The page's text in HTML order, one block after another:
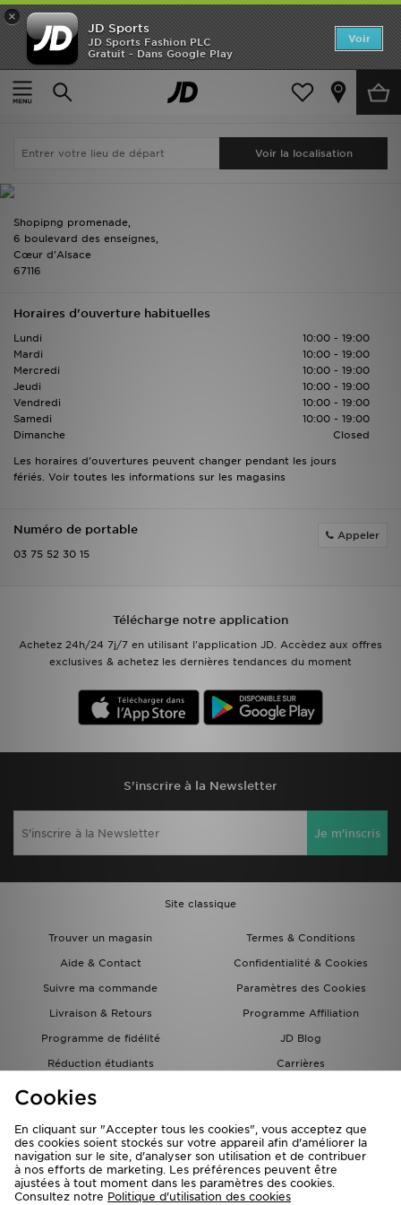
×
JD Sports
JD Sports Fashion PLC
Gratuit - Dans Google Play
Voir
Accueil
Trouver mon magasin Strasbourg Vendenheim
Chercher encore
Strasbourg Vendenheim
Shopipng promenade,
6 boulevard des enseignes,
Cœur d'Alsace
67116
Horaires d'ouverture habituelles
Lundi
10:00 - 19:00
Mardi
10:00 - 19:00
Mercredi
10:00 - 19:00
Jeudi
10:00 - 19:00
Vendredi
10:00 - 19:00
Samedi
10:00 - 19:00
Dimanche
Closed
Les horaires d'ouvertures peuvent changer pendant les jours
fériés. Voir toutes les informations sur les magasins
Numéro de portable
03 75 52 30 15
Appeler
Accueil
Nouveautés
Femme
Enfant
Collections
Marques
Football
Sports
PROMOS
Mon JD
Suivre Ma Commande
Service client
Télécharge notre application
Achetez 24h/24 7j/7 en utilisant l'application JD. Accèdez aux offres
exclusives & achetez les dernières tendances du moment
S'inscrire à la Newsletter
Je m'inscris
Site classique
Trouver un magasin
Termes & Conditions
Aide & Contact
Confidentialité & Cookies
Suivre ma commande
Paramètres des Cookies
Livraison & Retours
Programme Affiliation
Programme de fidélité
JD Blog
Réduction étudiants
Carrières
Carte Cadeau
Cookies
En cliquant sur "Accepter tous les cookies", vous acceptez que
des cookies soient stockés sur votre appareil afin d'améliorer la
navigation sur le site, d'analyser son utilisation et de contribuer
à nos efforts de marketing. Les préférences peuvent être
ajustées à tout moment dans les paramètres des cookies.
Consultez notre Politique d'utilisation des cookies